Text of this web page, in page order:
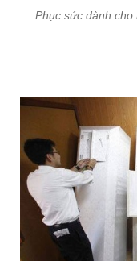
Phục sức dành